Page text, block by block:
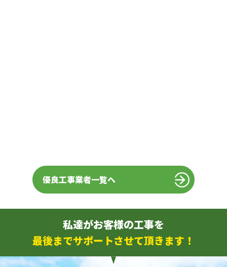
優良工事業者一覧へ
私達がお客様の工事を
最後までサポートさせて頂きます！